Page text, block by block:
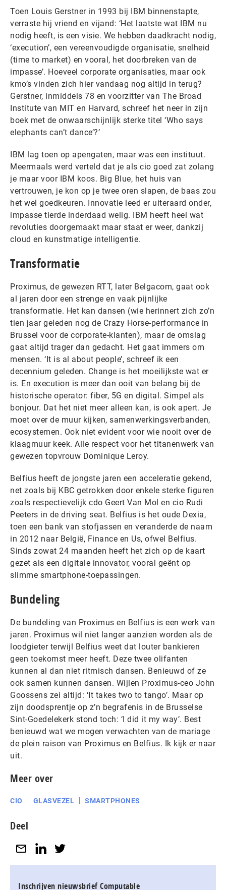
Toen Louis Gerstner in 1993 bij IBM binnenstapte,
verraste hij vriend en vijand: ‘Het laatste wat IBM nu
nodig heeft, is een visie. We hebben daadkracht nodig,
‘execution’, een vereenvoudigde organisatie, snelheid
(time to market) en vooral, het doorbreken van de
impasse’. Hoeveel corporate organisaties, maar ook
kmo’s vinden zich hier vandaag nog altijd in terug?
Gerstner, inmiddels 78 en voorzitter van The Broad
Institute van MIT en Harvard, schreef het neer in zijn
boek met de onwaarschijnlijk sterke titel ‘Who says
elephants can’t dance’?’
IBM lag toen op apengaten, maar was een instituut.
Meermaals werd verteld dat je als cio goed zat zolang
je maar voor IBM koos. Big Blue, het huis van
vertrouwen, je kon op je twee oren slapen, de baas zou
het wel goedkeuren. Innovatie leed er uiteraard onder,
impasse tierde inderdaad welig. IBM heeft heel wat
revoluties doorgemaakt maar staat er weer, dankzij
cloud en kunstmatige intelligentie.
Transformatie
Proximus, de gewezen RTT, later Belgacom, gaat ook
al jaren door een strenge en vaak pijnlijke
transformatie. Het kan dansen (wie herinnert zich zo’n
tien jaar geleden nog de Crazy Horse-performance in
Brussel voor de corporate-klanten), maar de omslag
gaat altijd trager dan gedacht. Het gaat immers om
mensen. ‘It is al about people’, schreef ik een
decennium geleden. Change is het moeilijkste wat er
is. En execution is meer dan ooit van belang bij de
historische operator: fiber, 5G en digital. Simpel als
bonjour. Dat het niet meer alleen kan, is ook apert. Je
moet over de muur kijken, samenwerkingsverbanden,
ecosystemen. Ook niet evident voor wie nooit over de
klaagmuur keek. Alle respect voor het titanenwerk van
gewezen topvrouw Dominique Leroy.
Belfius heeft de jongste jaren een acceleratie gekend,
net zoals bij KBC getrokken door enkele sterke figuren
zoals respectievelijk cdo Geert Van Mol en cio Rudi
Peeters in de driving seat. Belfius is het oude Dexia,
toen een bank van stofjassen en veranderde de naam
in 2012 naar België, Finance en Us, ofwel Belfius.
Sinds zowat 24 maanden heeft het zich op de kaart
gezet als een digitale innovator, vooral geënt op
slimme smartphone-toepassingen.
Bundeling
De bundeling van Proximus en Belfius is een werk van
jaren. Proximus wil niet langer aanzien worden als de
loodgieter terwijl Belfius weet dat louter bankieren
geen toekomst meer heeft. Deze twee olifanten
kunnen al dan niet ritmisch dansen. Benieuwd of ze
ook samen kunnen dansen. Wijlen Proximus-ceo John
Goossens zei altijd: ‘It takes two to tango’. Maar op
zijn doodsprentje op z’n begrafenis in de Brusselse
Sint-Goedelekerk stond toch: ‘I did it my way’. Best
benieuwd wat we mogen verwachten van de mariage
de plein raison van Proximus en Belfius. Ik kijk er naar
uit.
Meer over
CIO GLASVEZEL SMARTPHONES
Deel
Inschrijven nieuwsbrief Computable